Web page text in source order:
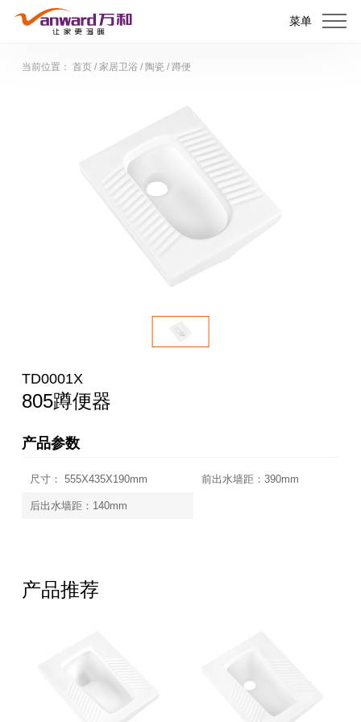
菜单
当前位置： 首页/ 家居卫浴 / 陶瓷 / 蹲便
TD0001X
805蹲便器
产品参数
尺寸： 555X435X190mm 前出水墙距：390mm
后出水墙距：140mm
产品推荐